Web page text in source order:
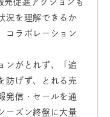
売促進アクションも
況を理解できるか
コラボレーション
ンがとれず、「追
防げず、とれる売
発信・セールを通
ーズン終盤に大量